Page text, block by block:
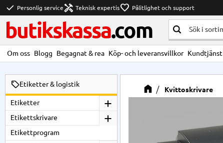
check Personlig servicehandyman Teknisk expertisfavorite Pålitlighet och support
butikskassa.com
Om oss Blogg Begagnat & rea Köp- och leveransvillkor Kundtjänst
Kvittoskrivare
Etiketter & logistik
Etiketter
Etikettskrivare
Etikettprogram